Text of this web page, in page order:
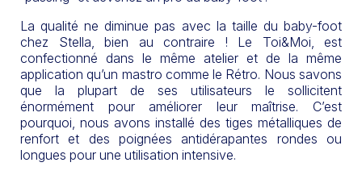
La qualité ne diminue pas avec la taille du baby-foot
chez Stella, bien au contraire ! Le Toi&Moi, est
confectionné dans le même atelier et de la même
application qu’un mastro comme le Rétro. Nous savons
que la plupart de ses utilisateurs le sollicitent
énormément pour améliorer leur maîtrise. C’est
pourquoi, nous avons installé des tiges métalliques de
renfort et des poignées antidérapantes rondes ou
longues pour une utilisation intensive.